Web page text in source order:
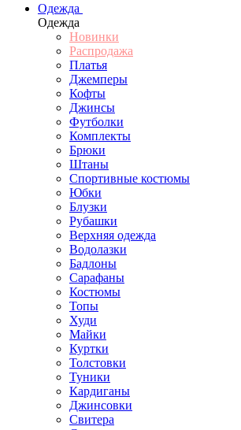
Одежда
Одежда
Новинки
Распродажа
Платья
Джемперы
Кофты
Джинсы
Футболки
Комплекты
Брюки
Штаны
Спортивные костюмы
Юбки
Блузки
Рубашки
Верхняя одежда
Водолазки
Бадлоны
Сарафаны
Костюмы
Топы
Худи
Майки
Куртки
Толстовки
Туники
Кардиганы
Джинсовки
Свитера